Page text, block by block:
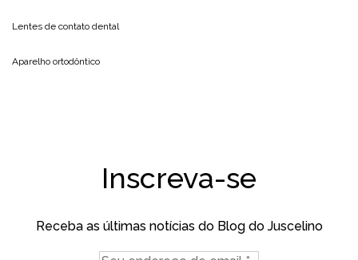
Lentes de contato dental
Aparelho ortodôntico
Inscreva-se
Receba as últimas notícias do Blog do Juscelino